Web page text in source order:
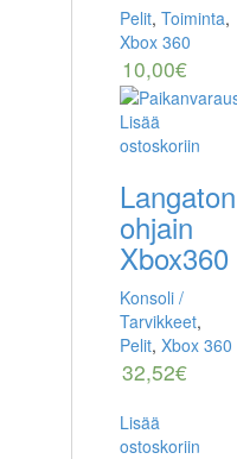
Pelit, Toiminta,
Xbox 360
10,00€
Lisää
ostoskoriin
Langaton
ohjain
Xbox360
Konsoli /
Tarvikkeet,
Pelit, Xbox 360
32,52€
Lisää
ostoskoriin